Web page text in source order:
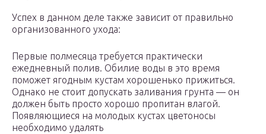
Успех в данном деле также зависит от правильно
организованного ухода:
Первые полмесяца требуется практически
ежедневный полив. Обилие воды в это время
поможет ягодным кустам хорошенько прижиться.
Однако не стоит допускать заливания грунта — он
должен быть просто хорошо пропитан влагой.
Появляющиеся на молодых кустах цветоносы
необходимо удалять